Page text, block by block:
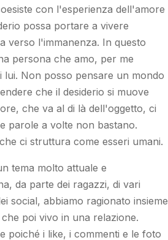
con l'esperienza dell'amore
possa portare a vivere
verso l'immanenza. In questo
persona che amo, per me
Non posso pensare un mondo
che il desiderio si muove
che va al di là dell'oggetto, ci
parole a volte non bastano.
ci struttura come esseri umani.
tema molto attuale e
da parte dei ragazzi, di vari
social, abbiamo ragionato insieme
poi vivo in una relazione.
poiché i like, i commenti e le foto